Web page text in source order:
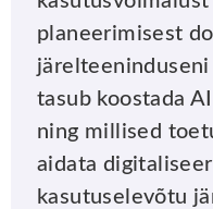
planeerimisest
järelteeninduseni
tasub koostada
ning millised
aidata
kasutuselevõtu